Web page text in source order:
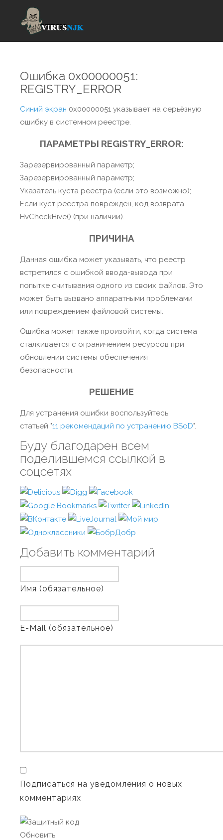
Ошибка 0x00000051:
REGISTRY_ERROR
Синий экран 0x00000051 указывает на серьёзную
ошибку в системном реестре.
ПАРАМЕТРЫ REGISTRY_ERROR:
Зарезервированный параметр;
Зарезервированный параметр;
Указатель куста реестра (если это возможно);
Если куст реестра поврежден, код возврата
HvCheckHive() (при наличии).
ПРИЧИНА
Данная ошибка может указывать, что реестр
встретился с ошибкой ввода-вывода при
попытке считывания одного из своих файлов. Это
может быть вызвано аппаратными проблемами
или повреждением файловой системы.
Ошибка может также произойти, когда система
сталкивается с ограничением ресурсов при
обновлении системы обеспечения
безопасности.
РЕШЕНИЕ
Для устранения ошибки воспользуйтесь
статьей "11 рекомендаций по устранению BSoD".
Буду благодарен всем
поделившемся ссылкой в
соцсетях
Добавить комментарий
Имя (обязательное)
E-Mail (обязательное)
Подписаться на уведомления о новых
комментариях
Обновить